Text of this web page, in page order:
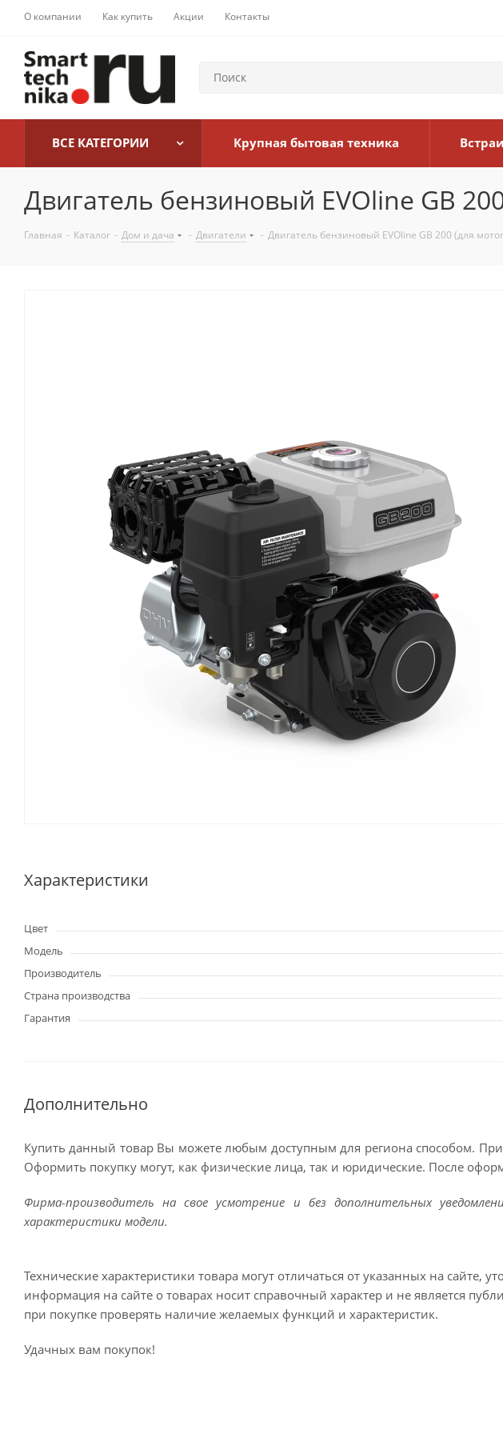
О компании Как купить Акции Контакты
ВСЕ КАТЕГОРИИ Крупная бытовая техника
Двигатель бензиновый EVOline GB
Главная - Каталог - Дом и дача - Двигатели - Двигатель бензиновый EVOline GB 200 (для
Характеристики
Цвет
Модель
Производитель
Страна производства
Гарантия
Дополнительно
Купить данный товар Вы можете любым доступным для региона способом.
Оформить покупку могут, как физические лица, так и юридические. После
Фирма-производитель на свое усмотрение и без дополнительных
характеристики модели.
Технические характеристики товара могут отличаться от указанных на сайте,
информация на сайте о товарах носит справочный характер и не является
при покупке проверять наличие желаемых функций и характеристик.
Удачных вам покупок!